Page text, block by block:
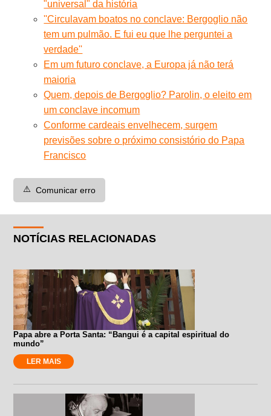
"universal" da história
''Circulavam boatos no conclave: Bergoglio não
tem um pulmão. E fui eu que lhe perguntei a
verdade''
Em um futuro conclave, a Europa já não terá
maioria
Quem, depois de Bergoglio? Parolin, o eleito em
um conclave incomum
Conforme cardeais envelhecem, surgem
previsões sobre o próximo consistório do Papa
Francisco
⚠️ Comunicar erro
NOTÍCIAS RELACIONADAS
Papa abre a Porta Santa: “Bangui é a capital espiritual do
mundo”
LER MAIS